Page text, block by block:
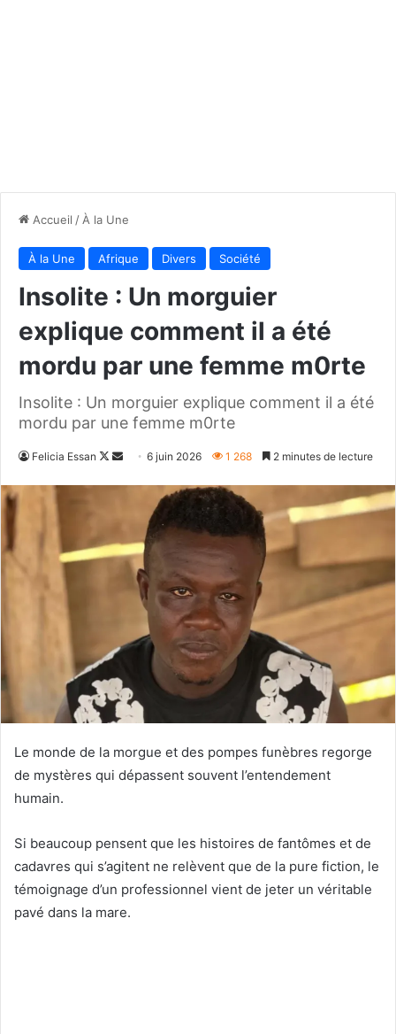
Accueil / À la Une
À la Une Afrique Divers Société
Insolite : Un morguier
explique comment il a été
mordu par une femme m0rte
Insolite : Un morguier explique comment il a été
mordu par une femme m0rte
Felicia Essan
Follow
Envoyer6 juin 2026 1 268 2 minutes de lecture
Le monde de la morgue et des pompes funèbres regorge
de mystères qui dépassent souvent l’entendement
humain.
Si beaucoup pensent que les histoires de fantômes et de
cadavres qui s’agitent ne relèvent que de la pure fiction, le
témoignage d’un professionnel vient de jeter un véritable
pavé dans la mare.